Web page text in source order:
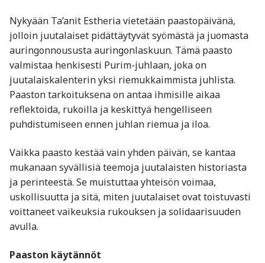
Nykyään Ta’anit Estheria vietetään paastopäivänä,
jolloin juutalaiset pidättäytyvät syömästä ja juomasta
auringonnoususta auringonlaskuun. Tämä paasto
valmistaa henkisesti Purim-juhlaan, joka on
juutalaiskalenterin yksi riemukkaimmista juhlista.
Paaston tarkoituksena on antaa ihmisille aikaa
reflektoida, rukoilla ja keskittyä hengelliseen
puhdistumiseen ennen juhlan riemua ja iloa.
Vaikka paasto kestää vain yhden päivän, se kantaa
mukanaan syvällisiä teemoja juutalaisten historiasta
ja perinteestä. Se muistuttaa yhteisön voimaa,
uskollisuutta ja sitä, miten juutalaiset ovat toistuvasti
voittaneet vaikeuksia rukouksen ja solidaarisuuden
avulla.
Paaston käytännöt